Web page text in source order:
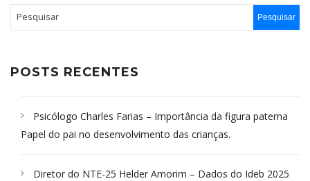
POSTS RECENTES
Psicólogo Charles Farias – Importância da figura paterna
Papel do pai no desenvolvimento das crianças.
Diretor do NTE-25 Helder Amorim – Dados do Ideb 2025